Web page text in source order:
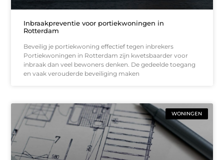
Inbraakpreventie voor portiekwoningen in
Rotterdam
Beveilig je portiekwoning effectief tegen inbrekers
Portiekwoningen in Rotterdam zijn kwetsbaarder voor
inbraak dan veel bewoners denken. De gedeelde toegang
en vaak verouderde beveiliging maken
WONINGEN